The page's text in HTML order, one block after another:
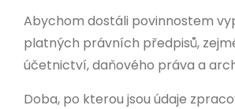
Abychom dostáli povinnostem
platných právních předpisů,
účetnictví, daňového práva a
Doba, po kterou jsou údaje